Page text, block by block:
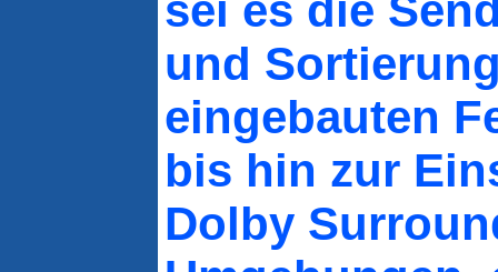
sei es die
und
eingebauten
bis hin zur
Dolby